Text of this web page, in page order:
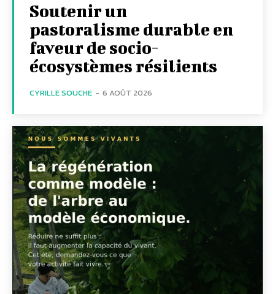
Soutenir un
pastoralisme durable en
faveur de socio-
écosystèmes résilients
CYRILLE SOUCHE - 6 AOÛT 2026